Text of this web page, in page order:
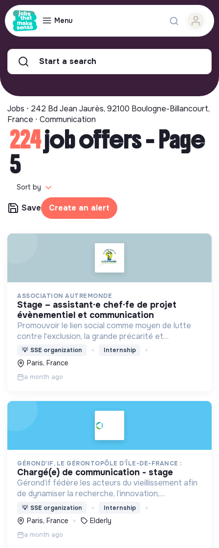
Menu
Start a search
Jobs ⋅ 242 Bd Jean Jaurès, 92100 Boulogne-Billancourt,
France ⋅ Communication
224job offers - Page
5
Sort by
Save Create an alert
ASSOCIATION AUTREMONDE
stage – assistant·e chef·fe de projet
évènementiel et communication
Promouvoir le lien social comme moyen de lutte
contre l'exclusion, la grande précarité et
l'isolement
💡 SSE organization Internship
Paris, France
a month ago
GÉROND'IF, LE GÉRONTOPÔLE D’ÎLE-DE-FRANCE :
chargé(e) de communication - stage
Gérond’if fédère les acteurs du vieillissement afin
de dynamiser la recherche, l’innovation,
l’évaluation et la formation. Il rassemble des
compétences pluridisciplinaires autour du bien
vieillir.
💡 SSE organization Internship
Paris, France Elderly
a month ago